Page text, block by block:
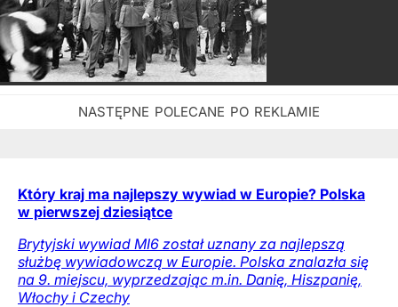
Który kraj ma najlepszy wywiad w Europie? Polska
w pierwszej dziesiątce
Brytyjski wywiad MI6 został uznany za najlepszą
służbę wywiadowczą w Europie. Polska znalazła się
na 9. miejscu, wyprzedzając m.in. Danię, Hiszpanię,
Włochy i Czechy